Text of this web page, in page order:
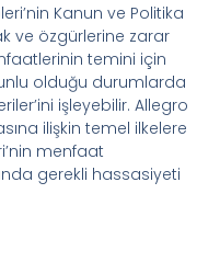
Kanun ve Politika
ve özgürlerine zarar
temini için
olduğu durumlarda
işleyebilir. Allegro
ilişkin temel ilkelere
menfaat
gerekli hassasiyeti